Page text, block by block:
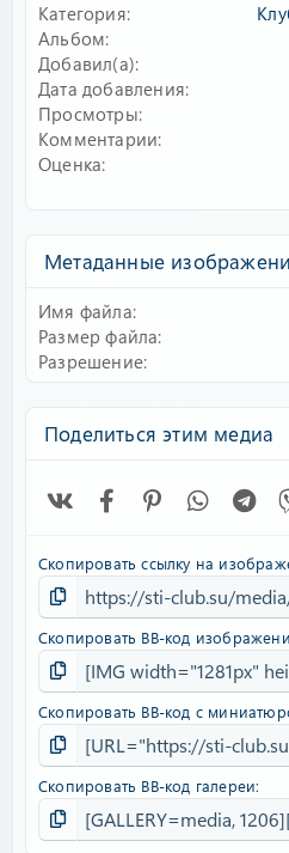
Категория
Альбом
Добавил(а)
Дата добавления
Просмотры
Комментарии
Оценка
Метаданные
Имя файла
Размер файла
Разрешение
Поделиться этим медиа
FacebookPinterest
Скопировать ссылку на
Скопировать BB-код
Скопировать BB-код с
Скопировать BB-код галереи